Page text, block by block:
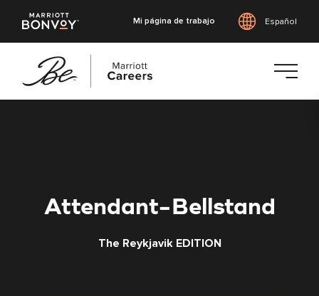
Mi página de trabajo Español
Attendant-Bellstand
The Reykjavik EDITION